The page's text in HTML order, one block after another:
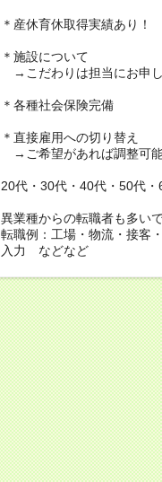
＊産休育休取得実績あり！
＊施設について
→こだわりは担当にお申し
＊各種社会保険完備
＊直接雇用への切り替え
→ご希望があれば調整可
20代・30代・40代・50代・
異業種からの転職者も多いで
転職例：工場・物流・接客
入力 などなど